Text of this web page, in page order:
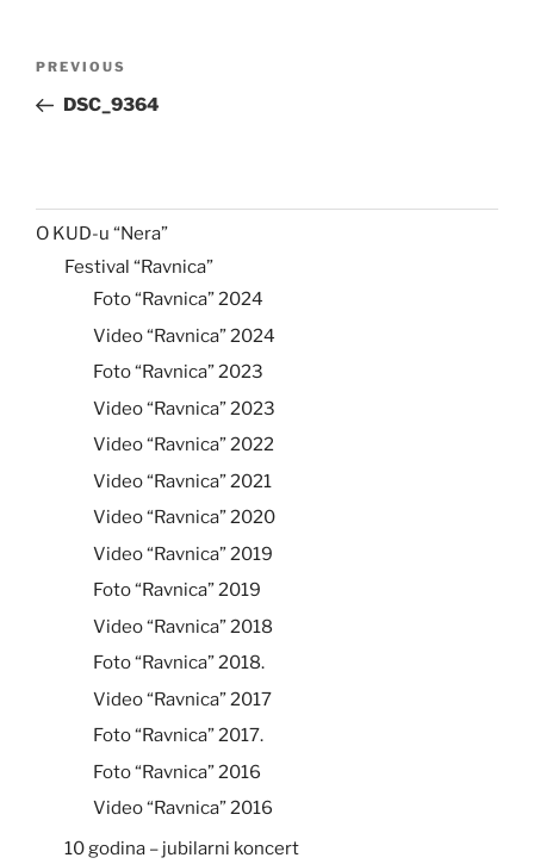
Previous
Post
PREVIOUS
DSC_9364
O KUD-u “Nera”
Festival “Ravnica”
Foto “Ravnica” 2024
Video “Ravnica” 2024
Foto “Ravnica” 2023
Video “Ravnica” 2023
Video “Ravnica” 2022
Video “Ravnica” 2021
Video “Ravnica” 2020
Video “Ravnica” 2019
Foto “Ravnica” 2019
Video “Ravnica” 2018
Foto “Ravnica” 2018.
Video “Ravnica” 2017
Foto “Ravnica” 2017.
Foto “Ravnica” 2016
Video “Ravnica” 2016
10 godina – jubilarni koncert